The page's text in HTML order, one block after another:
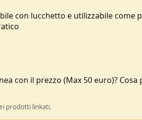
con lucchetto e utilizzabile come
con il prezzo (Max 50 euro)?
prodotti linkati.